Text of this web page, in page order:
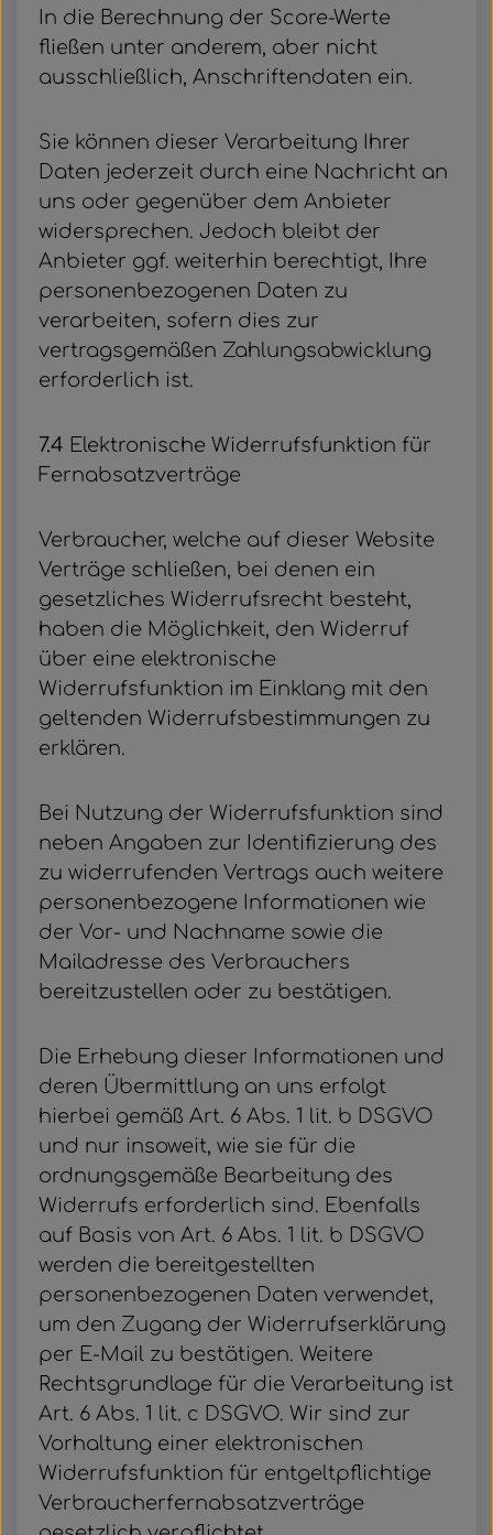
In die Berechnung der Score-Werte
fließen unter anderem, aber nicht
ausschließlich, Anschriftendaten ein.
Sie können dieser Verarbeitung Ihrer
Daten jederzeit durch eine Nachricht an
uns oder gegenüber dem Anbieter
widersprechen. Jedoch bleibt der
Anbieter ggf. weiterhin berechtigt, Ihre
personenbezogenen Daten zu
verarbeiten, sofern dies zur
vertragsgemäßen Zahlungsabwicklung
erforderlich ist.
7.4 Elektronische Widerrufsfunktion für
Fernabsatzverträge
Verbraucher, welche auf dieser Website
Verträge schließen, bei denen ein
gesetzliches Widerrufsrecht besteht,
haben die Möglichkeit, den Widerruf
über eine elektronische
Widerrufsfunktion im Einklang mit den
geltenden Widerrufsbestimmungen zu
erklären.
Bei Nutzung der Widerrufsfunktion sind
neben Angaben zur Identifizierung des
zu widerrufenden Vertrags auch weitere
personenbezogene Informationen wie
der Vor- und Nachname sowie die
Mailadresse des Verbrauchers
bereitzustellen oder zu bestätigen.
Die Erhebung dieser Informationen und
deren Übermittlung an uns erfolgt
hierbei gemäß Art. 6 Abs. 1 lit. b DSGVO
und nur insoweit, wie sie für die
ordnungsgemäße Bearbeitung des
Widerrufs erforderlich sind. Ebenfalls
auf Basis von Art. 6 Abs. 1 lit. b DSGVO
werden die bereitgestellten
personenbezogenen Daten verwendet,
um den Zugang der Widerrufserklärung
per E-Mail zu bestätigen. Weitere
Rechtsgrundlage für die Verarbeitung ist
Art. 6 Abs. 1 lit. c DSGVO. Wir sind zur
Vorhaltung einer elektronischen
Widerrufsfunktion für entgeltpflichtige
Verbraucherfernabsatzverträge